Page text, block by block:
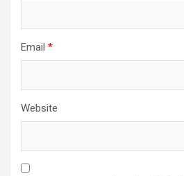
Email *
Website